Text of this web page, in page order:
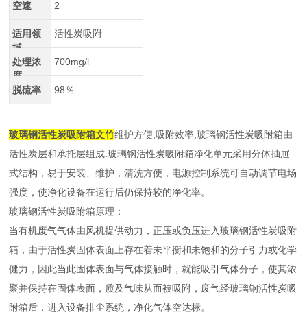
空速 2
适用领
域
活性炭吸附
处理浓
度
700mg/l
脱硫率 98％
玻璃钢活性炭吸附箱文竹维护方便,吸附效率,玻璃钢活性炭吸附箱由
活性炭层和承托层组成.玻璃钢活性炭吸附箱净化单元采用分体抽屉
式结构，易于安装、维护，清洗方便，电源控制系统可自动调节电场
强度，使净化设备在运行后仍保持较的净化率。
玻璃钢活性炭吸附箱原理：
当有机废气气体由风机提供动力，正压或负压进入玻璃钢活性炭吸附
箱，由于活性炭固体表面上存在着未平衡和未饱和的分子引力或化学
健力，因此当此固体表面与气体接触时，就能吸引气体分子，使其浓
聚并保持在固体表面，质及气味从而被吸附，废气经玻璃钢活性炭吸
附箱后，进入设备排尘系统，净化气体空达标。